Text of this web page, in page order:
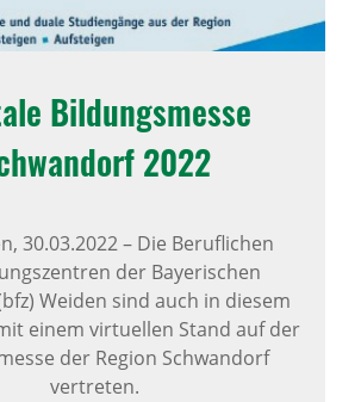
Bildungs­messe
2022
30.03.2022– Die Beruflichen
der Bayerischen
Weiden sind auch in diesem
einem virtuellen Stand auf der
der Region Schwandorf
vertreten.